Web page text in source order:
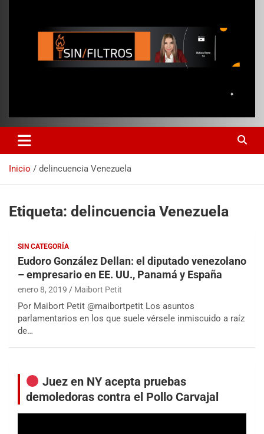
Inicio delincuencia Venezuela
Etiqueta: delincuencia Venezuela
SIN CATEGORÍA
Eudoro González Dellan: el diputado venezolano
– empresario en EE. UU., Panamá y España
enero 8, 2019 Maibort Petit
Por Maibort Petit @maibortpetit Los asuntos
parlamentarios en los que suele vérsele inmiscuido a raíz
de…
Juez en NY acepta pruebas
demoledoras contra el Pollo Carvajal